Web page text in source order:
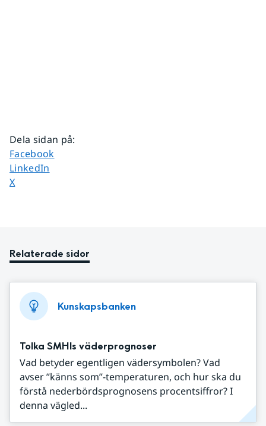
Dela sidan på:
Dela sidan på
Facebook
Dela sidan på
LinkedIn
Dela sidan på
X
Relaterade sidor
Kunskapsbanken
Tolka SMHIs väderprognoser
Vad betyder egentligen vädersymbolen? Vad
avser ”känns som”-temperaturen, och hur ska du
förstå nederbördsprognosens procentsiffror? I
denna vägled...